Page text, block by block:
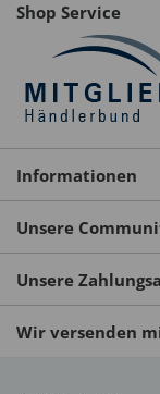
Shop Service
Informationen
Unsere
Unsere
Wir versenden